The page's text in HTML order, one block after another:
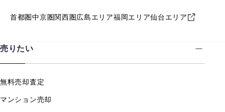
首都圏中京圏関西圏広島エリア福岡エリア仙台エリア
売りたい
無料売却査定
マンション売却